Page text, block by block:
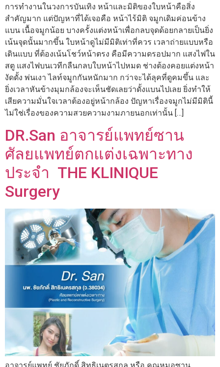
การทำงานในวงการบันเทิง หน้าและมิติของใบหน้าคือสิ่ง
สำคัญมาก แต่ปัญหาที่ได้เจอคือ หน้าไร้มิติ จมูกเดิมค่อนข้าง
แบน เนื้อจมูกน้อย บางครั้งแต่งหน้าเพื่อกลบจุดด้อยกลายเป็นยิ่ง
เน้นจุดนั้นมากขึ้น ใบหน้าดูไม่มีมิติเท่าที่ควร เวลาถ่ายแบบหรือ
เดินแบบ ที่ต้องเน้นโชว์หน้าตรง คือมีความดรอปมาก แสงไฟใน
สตู แสงไฟบนเวทีกลืนกลบใบหน้าไปหมด ช่างต้องคอยแต่งหน้า
งัดดั้ง พ่นเงา ไลท์จมูกกันหนักมาก กว่าจะได้ลุคที่ดูคมขึ้น และ
ยิ่งเวลาหันข้างมุมกล้องจะเห็นชัดเลยว่าดั้งแบนไปเลย ยิ่งทำให้
เสียความมั่นใจเวลาต้องอยู่หน้ากล้อง ปัญหาเรื่องจมูกไม่มีมิตินี้
ไม่ใช่เรื่องของความสวยความงามภายนอกเท่านั้น […]
DR.San อาจารย์แพทย์ซาน
ศัลยแพทย์ตกแต่งเฉพาะทาง
ประจำ THE KLINIQUE
Surgery